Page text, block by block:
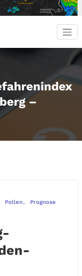
–
Pollen
Prognose